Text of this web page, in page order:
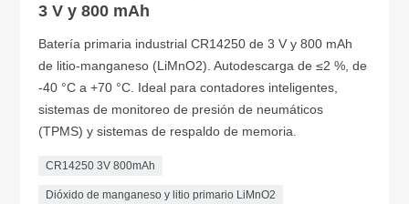
3 V y 800 mAh
Batería primaria industrial CR14250 de 3 V y 800 mAh
de litio-manganeso (LiMnO2). Autodescarga de ≤2 %, de
-40 °C a +70 °C. Ideal para contadores inteligentes,
sistemas de monitoreo de presión de neumáticos
(TPMS) y sistemas de respaldo de memoria.
CR14250 3V 800mAh
Dióxido de manganeso y litio primario LiMnO2